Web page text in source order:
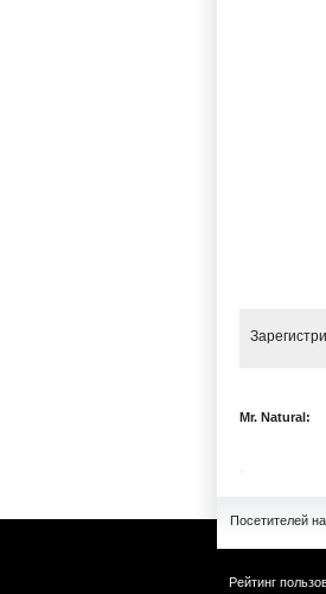
Mr. Natural:
Посетителей
Рейтинг